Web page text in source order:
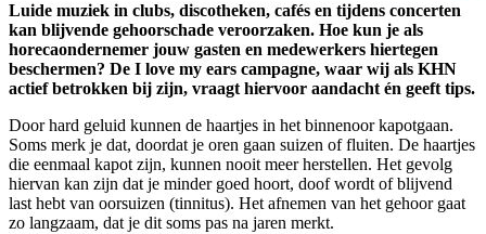
Luide muziek in clubs, discotheken, cafés en tijdens concerten
kan blijvende gehoorschade veroorzaken. Hoe kun je als
horecaondernemer jouw gasten en medewerkers hiertegen
beschermen? De I love my ears campagne, waar wij als KHN
actief betrokken bij zijn, vraagt hiervoor aandacht én geeft tips.
Door hard geluid kunnen de haartjes in het binnenoor kapotgaan.
Soms merk je dat, doordat je oren gaan suizen of fluiten. De haartjes
die eenmaal kapot zijn, kunnen nooit meer herstellen. Het gevolg
hiervan kan zijn dat je minder goed hoort, doof wordt of blijvend
last hebt van oorsuizen (tinnitus). Het afnemen van het gehoor gaat
zo langzaam, dat je dit soms pas na jaren merkt.